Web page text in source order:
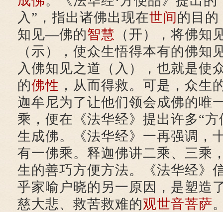
入”，指出诸佛出现在世间 的目的
知见—佛的智慧 （开），将佛知
（示），使众生悟得本有的佛知
入佛知见之道（入），也就是使
的佛性 ，从而得救。可是，众生
迦牟尼为了让他们领会成佛的
乘，便在《法华经》提出许多“
生成佛。《法华经》一再强调，
有一佛乘。释迦佛讲二乘、三乘
生的善巧方便方法。《法华经》
乎家喻户晓的另一原因，是塑造
慈大悲、救苦救难的观世音菩萨